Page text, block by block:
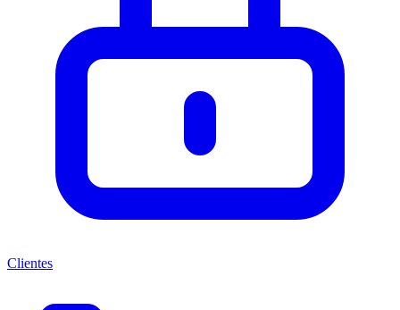
Clientes